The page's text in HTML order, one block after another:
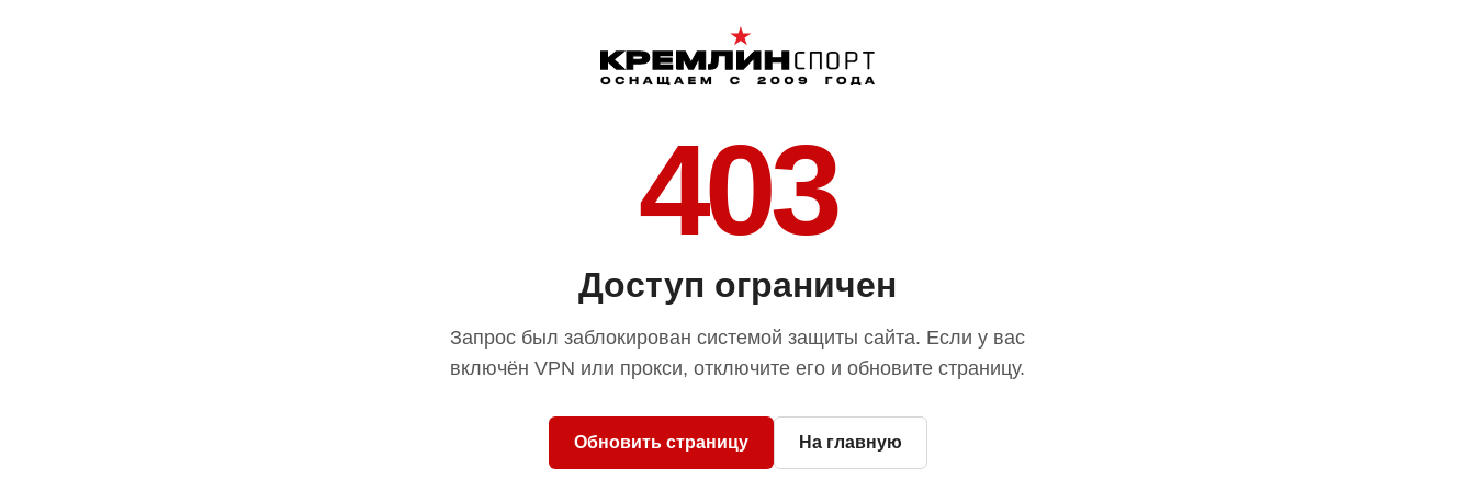
403
Доступ ограничен
Запрос был заблокирован системой защиты сайта. Если у вас
включён VPN или прокси, отключите его и обновите страницу.
Обновить страницу На главную